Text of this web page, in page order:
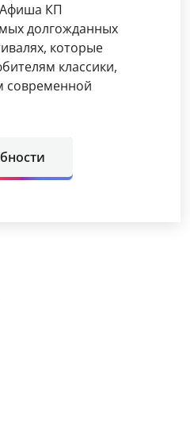
КП
долгожданных
которые
классики,
современной